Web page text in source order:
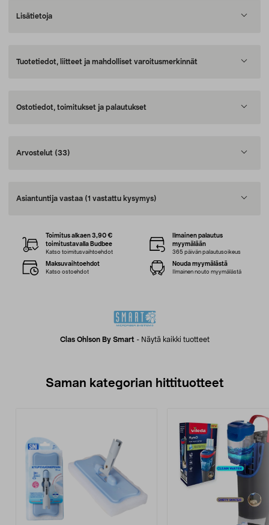
Lisätietoja
Tuotetiedot, liitteet ja mahdolliset varoitusmerkinnät
Ostotiedot, toimitukset ja palautukset
Arvostelut (33)
Asiantuntija vastaa (1 vastattu kysymys)
Clas Ohlson By Smart - Näytä kaikki tuotteet
Toimitus alkaen 3,90 €
toimitustavalla Budbee
Katso toimitusvaihtoehdot
Ilmainen palautus
myymälään
365 päivän palautusoikeus
Maksuvaihtoehdot
Katso ostoehdot
Nouda myymälästä
Ilmainen nouto myymälästä
Saman kategorian hittituotteet